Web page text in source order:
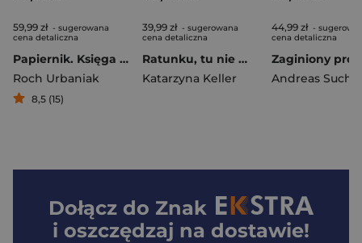
59,99 zł - sugerowana
cena detaliczna
Papiernik. Księga Opowiadaczy
Roch Urbaniak
8,5 (15)
39,99 zł - sugerowana
cena detaliczna
Ratunku, tu nie ma wi-fi! To się czyta
Katarzyna Keller
44,99 zł -
cena detaliczna
Andreas
Dołącz do Znak
i oszczędzaj na dostawie!